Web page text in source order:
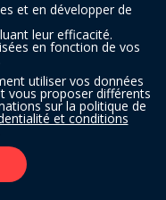
et en développer de
leur efficacité.
en fonction de vos
utiliser vos données
vous proposer différents
sur la politique de
et conditions